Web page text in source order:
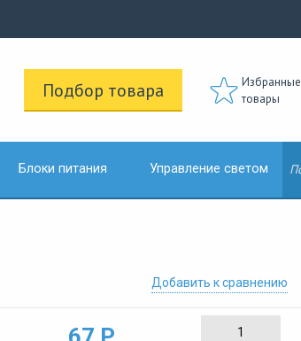
Подбор товара
Избранные
товары
Блоки питания Управление светом
Добавить к сравнению